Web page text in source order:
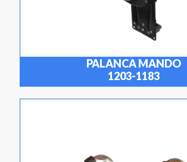
PALANCA MANDO
1203-1183